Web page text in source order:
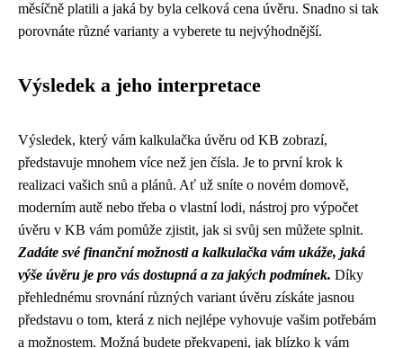
měsíčně platili a jaká by byla celková cena úvěru. Snadno si tak
porovnáte různé varianty a vyberete tu nejvýhodnější.
Výsledek a jeho interpretace
Výsledek, který vám kalkulačka úvěru od KB zobrazí,
představuje mnohem více než jen čísla. Je to první krok k
realizaci vašich snů a plánů. Ať už sníte o novém domově,
moderním autě nebo třeba o vlastní lodi, nástroj pro výpočet
úvěru v KB vám pomůže zjistit, jak si svůj sen můžete splnit.
Zadáte své finanční možnosti a kalkulačka vám ukáže, jaká
výše úvěru je pro vás dostupná a za jakých podmínek. Díky
přehlednému srovnání různých variant úvěru získáte jasnou
představu o tom, která z nich nejlépe vyhovuje vašim potřebám
a možnostem. Možná budete překvapeni, jak blízko k vám